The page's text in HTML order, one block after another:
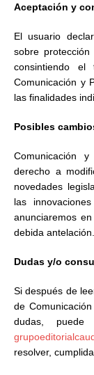
Aceptación y
El usuario
sobre
consintiendo
Comunicación y
las finalidades
Posibles
Comunicación
derecho a
novedades
las
anunciaremos
debida antelación.
Dudas y/o
Si después de
de
dudas, puede
resolver,